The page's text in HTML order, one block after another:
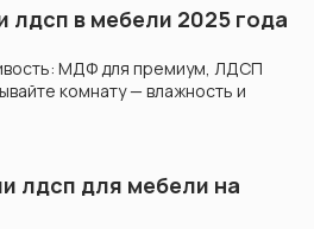
лдсп в мебели 2025 года
МДФ для премиум, ЛДСП
комнату — влажность и
лдсп для мебели на